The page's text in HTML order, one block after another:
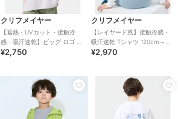
クリフメイヤー
【遮熱・UVカット・接触冷
感・吸汗速乾】ビッグ ロゴ T
シャツ 120cm～170cm
¥2,750
クリフメイヤー
【レイヤード風】接触冷感・
吸汗速乾 Tシャツ 120cm～
170cm
¥2,970